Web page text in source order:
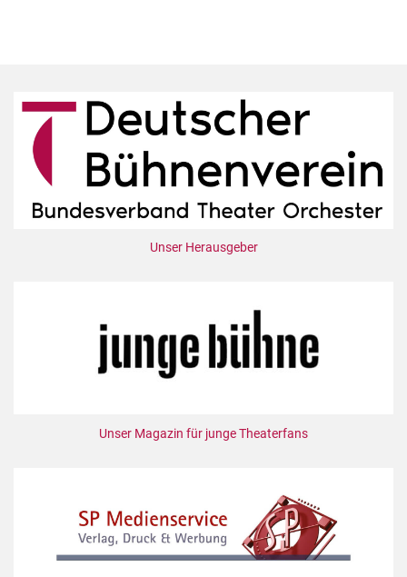
Unser Herausgeber
Unser Magazin für junge Theaterfans